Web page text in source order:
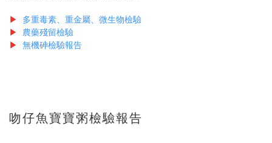
▶ 多重毒素、重金屬、微生物檢驗
▶ 農藥殘留檢驗
▶ 無機砷檢驗報告
吻仔魚寶寶粥檢驗報告